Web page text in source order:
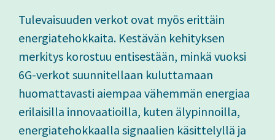
Tulevaisuuden verkot ovat myös erittäin
energiatehokkaita. Kestävän kehityksen
merkitys korostuu entisestään, minkä vuoksi
6G-verkot suunnitellaan kuluttamaan
huomattavasti aiempaa vähemmän energiaa
erilaisilla innovaatioilla, kuten älypinnoilla,
energiatehokkaalla signaalien käsittelyllä ja